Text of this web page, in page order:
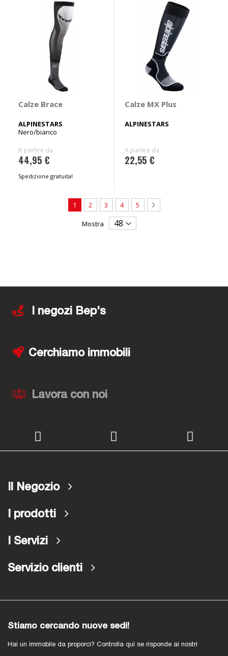
Calze Brace
ALPINESTARS
Nero/bianco
A partire da
44,95 €
Spedizione gratuita!
Calze MX Plus
ALPINESTARS
A partire da
22,55 €
Pagina
Attualmente stai leggendo la pagina
1 Pagina
2 Pagina
3 Pagina
4 Pagina
5 Pagina
Avanti
Mostra
I negozi Bep's
Cerchiamo immobili
Lavora con noi
Il Negozio
I prodotti
I Servizi
Servizio clienti
Stiamo cercando nuove sedi!
Hai un immobile da proporci? Controlla qui se risponde ai nostri